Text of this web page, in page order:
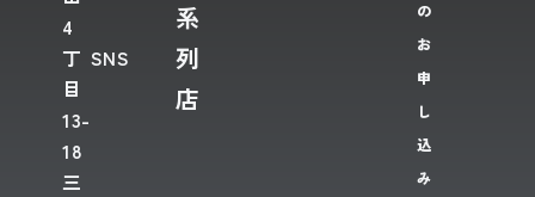
4
丁
目
13-
18
三
SNS
系
列
店
の
お
申
し
込
み